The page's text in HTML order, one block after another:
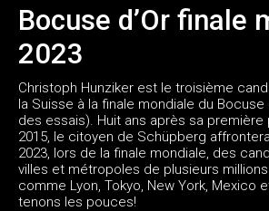
Bocuse d’Or finale
2023
Christoph Hunziker est le troisième
la Suisse à la finale mondiale du Bocuse
des essais). Huit ans après sa première
2015, le citoyen de Schüpberg
2023, lors de la finale mondiale, des
villes et métropoles de plusieurs
comme Lyon, Tokyo, New York, Mexico
tenons les pouces!